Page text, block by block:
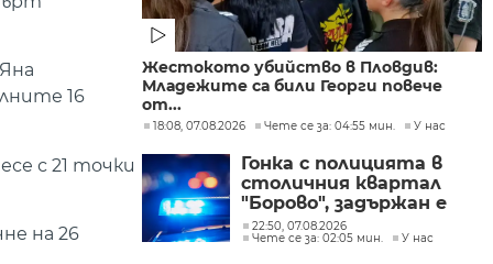
16
с 21 точки
на 26
Жестокото убийство в Пловдив:
Младежите са били Георги повече
от...
18:08, 07.08.2026 Чете се за: 04:55 мин. У нас
Гонка с полицията в
столичния квартал
"Борово", задържан е
мъж, у когото са
намерени 460 000 евро
22:50, 07.08.2026
Чете се за: 02:05 мин.
У нас